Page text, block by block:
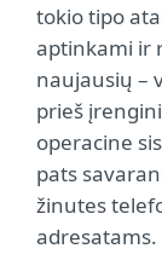
tokio tipo
aptinkami ir
naujausių –
prieš
operacine
pats
žinutes
adresatams.